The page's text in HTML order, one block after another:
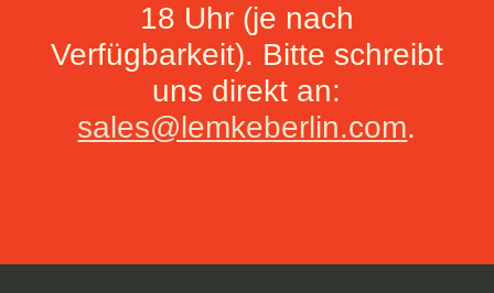
18 Uhr (je nach
Verfügbarkeit). Bitte schreibt
uns direkt an:
sales@lemkeberlin.com.